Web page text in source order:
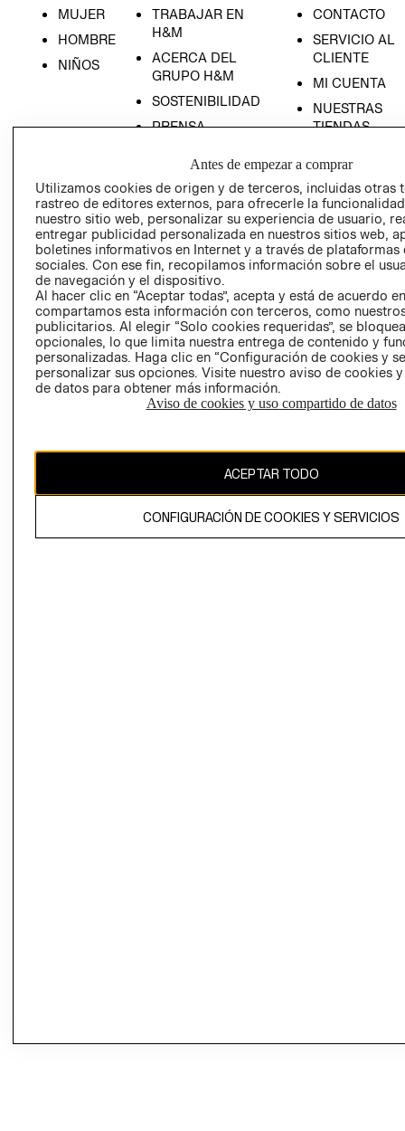
MUJER
HOMBRE
NIÑOS
TRABAJAR EN
H&M
ACERCA DEL
GRUPO H&M
SOSTENIBILIDAD
PRENSA
INVERSONISTAS
POLÍTICA
EMPRESARIAL
CONTACTO
SERVICIO AL
CLIENTE
MI CUENTA
NUESTRAS
TIENDAS
CONDICIONES
AVISO DE
PRIVACIDAD
GIFT CARD
AVISO DE
LIBRO DE
Ecuador ($)
Antes de empezar a comprar
Utilizamos cookies de origen y de terceros, incluidas otras
rastreo de editores externos, para ofrecerle la
nuestro sitio web, personalizar su experiencia de usuario,
entregar publicidad personalizada en nuestros sitios web,
boletines informativos en Internet y a través de plataformas
sociales. Con ese fin, recopilamos información sobre el
de navegación y el dispositivo.
Al hacer clic en “Aceptar todas”, acepta y está de acuerdo
compartamos esta información con terceros, como
publicitarios. Al elegir “Solo cookies requeridas”, se
opcionales, lo que limita nuestra entrega de contenido y
personalizadas. Haga clic en “Configuración de cookies y
personalizar sus opciones. Visite nuestro aviso de cookies
de datos para obtener más información.
Aviso de cookies y uso compartido de datos
ACEPTAR TODO
CONFIGURACIÓN DE COOKIES Y SERVICIOS